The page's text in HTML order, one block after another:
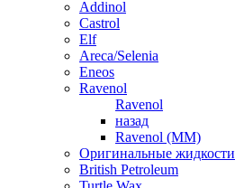
Addinol
Castrol
Elf
Areca/Selenia
Eneos
Ravenol
Ravenol
назад
Ravenol (ММ)
Оригинальные жидкости
British Petroleum